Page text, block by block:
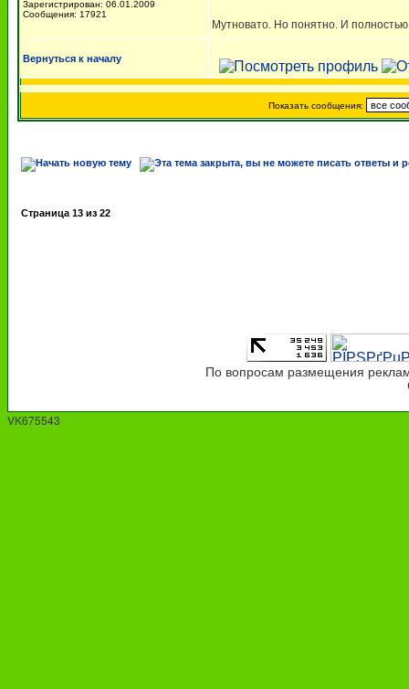
Зарегистрирован: 06.01.2009
Сообщения: 17921
Мутновато. Но понятно. И
Вернуться к началу
Показать сообщения:
Страница 13 из 22
По вопросам размещения
VK675543